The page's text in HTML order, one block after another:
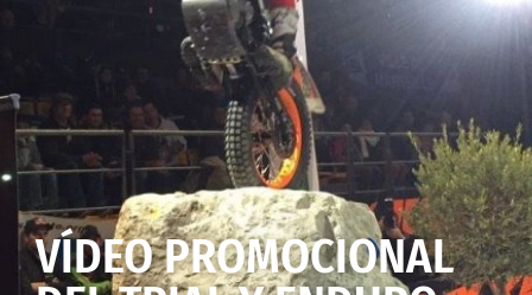
VÍDEO PROMOCIONAL